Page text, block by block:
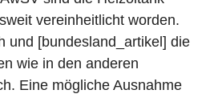
vereinheitlicht worden.
und [bundesland_artikel] die
wie in den anderen
Eine mögliche Ausnahme